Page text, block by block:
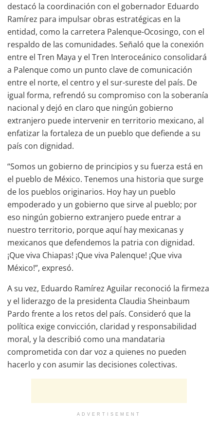
destacó la coordinación con el gobernador Eduardo
Ramírez para impulsar obras estratégicas en la
entidad, como la carretera Palenque-Ocosingo, con el
respaldo de las comunidades. Señaló que la conexión
entre el Tren Maya y el Tren Interoceánico consolidará
a Palenque como un punto clave de comunicación
entre el norte, el centro y el sur-sureste del país. De
igual forma, refrendó su compromiso con la soberanía
nacional y dejó en claro que ningún gobierno
extranjero puede intervenir en territorio mexicano, al
enfatizar la fortaleza de un pueblo que defiende a su
país con dignidad.
“Somos un gobierno de principios y su fuerza está en
el pueblo de México. Tenemos una historia que surge
de los pueblos originarios. Hoy hay un pueblo
empoderado y un gobierno que sirve al pueblo; por
eso ningún gobierno extranjero puede entrar a
nuestro territorio, porque aquí hay mexicanas y
mexicanos que defendemos la patria con dignidad.
¡Que viva Chiapas! ¡Que viva Palenque! ¡Que viva
México!”, expresó.
A su vez, Eduardo Ramírez Aguilar reconoció la firmeza
y el liderazgo de la presidenta Claudia Sheinbaum
Pardo frente a los retos del país. Consideró que la
política exige convicción, claridad y responsabilidad
moral, y la describió como una mandataria
comprometida con dar voz a quienes no pueden
hacerlo y con asumir las decisiones colectivas.
ADVERTISEMENT